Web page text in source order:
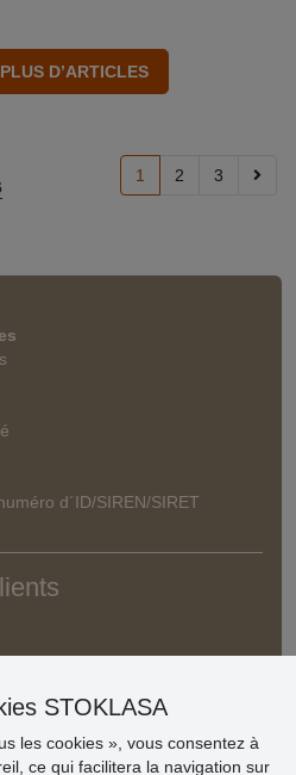
1 2 3
d´ID/SIREN/SIRET
STOKLASA
les cookies », vous consentez à
ce qui facilitera la navigation sur